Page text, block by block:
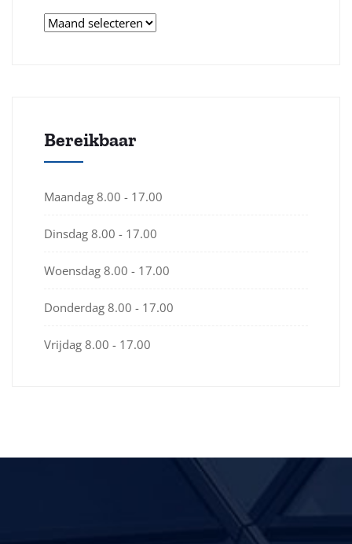
Archieven
Bereikbaar
Maandag 8.00 - 17.00
Dinsdag 8.00 - 17.00
Woensdag 8.00 - 17.00
Donderdag 8.00 - 17.00
Vrijdag 8.00 - 17.00